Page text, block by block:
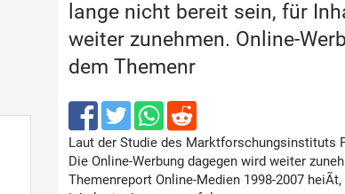
lange nicht bereit sein, für
weiter zunehmen. Online-
dem Themenr
Laut der Studie des Marktforschungsinstituts
Die Online-Werbung dagegen wird weiter
Themenreport Online-Medien 1998-2007